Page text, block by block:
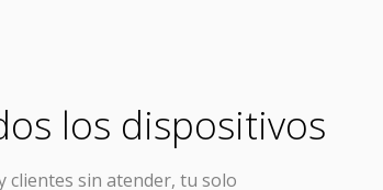
los dispositivos
clientes sin atender, tu solo